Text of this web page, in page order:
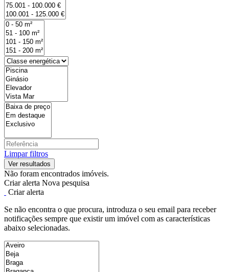
Limpar filtros
Não foram encontrados imóveis.
Criar alerta Nova pesquisa
Criar alerta
Se não encontra o que procura, introduza o seu email para receber
notificações sempre que existir um imóvel com as características
abaixo selecionadas.